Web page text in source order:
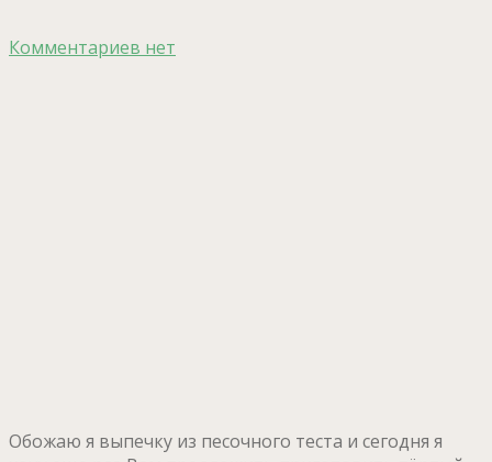
Комментариев нет
Обожаю я выпечку из песочного теста и сегодня я